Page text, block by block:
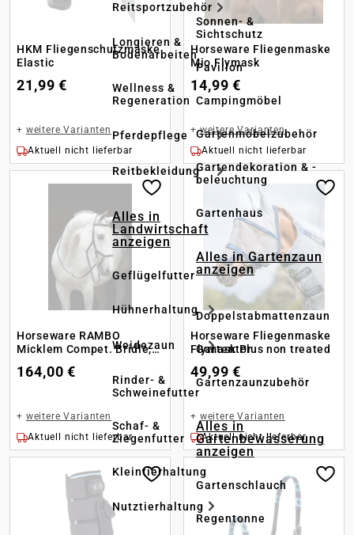
Reitsportzubehör
Longieren &
Bodenarbeiten
Wellness &
Regeneration
Pferdepflege
Reitbekleidung
Alles in
Landwirtschaft
anzeigen
Geflügelfutter
Hühnerhaltung
Weidezaun
Rinder- &
Schweinefutter
Schaf- &
Ziegenfutter
Kleintierhaltung
Nutztierhaltung
Sonnen- &
Sichtschutz
Pavillon
Campingmöbel
Gartenmöbelzubehör
Gartendekoration & -
beleuchtung
Gartenhaus
Alles in Gartenzaun
anzeigen
Doppelstabmattenzaun
Gartentor
Gartenzaunzubehör
Alles in
Gartenbewässerung
anzeigen
Gartenschlauch
Regentonne
HKM Fliegenschutzmaske
Elastic
21,99 €
+ weitere Varianten
Aktuell nicht lieferbar
Horseware Fliegenmaske
Mio Flymask
14,99 €
+weitere Varianten
Aktuell nicht lieferbar
Horseware RAMBO
Micklem Compet. Bridle,
164,00 €
+ weitere Varianten
Aktuell nicht lieferbar
Horseware Fliegenmaske
Flymask Plus non treated
49,99 €
+ weitere Varianten
Aktuell nicht lieferbar